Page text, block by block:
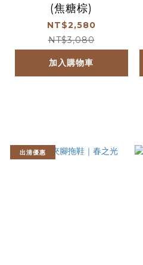
(焦糖棕)
NT$2,580
NT$3,080
加入購物車
出清優惠